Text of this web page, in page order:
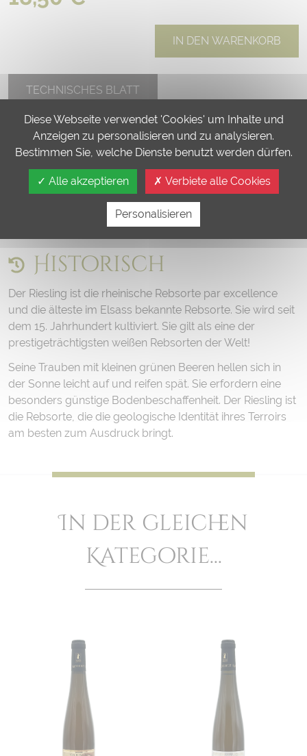
IN DEN WARENKORB
TECHNISCHES BLATT
Kategorie: Späte Lese
Gastronomie
Der Riesling eignet sich hervorragend für Aperitifs, Foie
Gras gebraten oder als Pastete, aber auch zu Gebäck,
Pasteten, Cremes und Mousse oder einfach so!
Historisch
Der Riesling ist die rheinische Rebsorte par excellence
und die älteste im Elsass bekannte Rebsorte. Sie wird seit
dem 15. Jahrhundert kultiviert. Sie gilt als eine der
prestigeträchtigsten weißen Rebsorten der Welt!
Seine Trauben mit kleinen grünen Beeren hellen sich in
der Sonne leicht auf und reifen spät. Sie erfordern eine
besonders günstige Bodenbeschaffenheit. Der Riesling ist
die Rebsorte, die die geologische Identität ihres Terroirs
am besten zum Ausdruck bringt.
In der gleichen
Kategorie...
Diese Webseite verwendet 'Cookies' um Inhalte und
Anzeigen zu personalisieren und zu analysieren.
Bestimmen Sie, welche Dienste benutzt werden dürfen.
Alle akzeptieren Verbiete alle Cookies
Personalisieren